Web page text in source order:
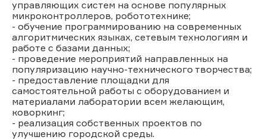
управляющих систем на основе популярных
микроконтроллеров, робототехнике;
- обучение программированию на современных
алгоритмических языках, сетевым технологиям и
работе с базами данных;
- проведение мероприятий направленных на
популяризацию научно-технического творчества;
- предоставление площадки для
самостоятельной работы с оборудованием и
материалами лаборатории всем желающим,
коворкинг;
- реализация собственных проектов по
улучшению городской среды.